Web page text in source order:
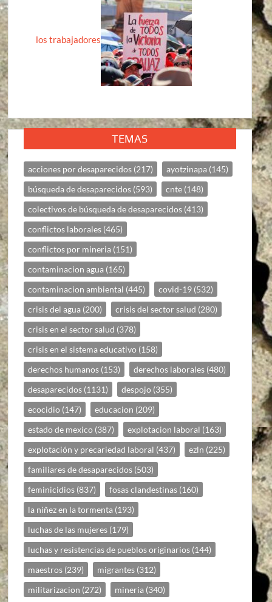
los trabajadores
TEMAS
acciones por desaparecidos (217) ayotzinapa (145)
búsqueda de desaparecidos (593) cnte (148)
colectivos de búsqueda de desaparecidos (413)
conflictos laborales (465)
conflictos por mineria (151)
contaminacion agua (165)
contaminacion ambiental (445) covid-19 (532)
crisis del agua (200) crisis del sector salud (280)
crisis en el sector salud (378)
crisis en el sistema educativo (158)
derechos humanos (153) derechos laborales (480)
desaparecidos (1131) despojo (355)
ecocidio (147) educacion (209)
estado de mexico (387) explotacion laboral (163)
explotación y precariedad laboral (437) ezln (225)
familiares de desaparecidos (503)
feminicidios (837) fosas clandestinas (160)
la niñez en la tormenta (193)
luchas de las mujeres (179)
luchas y resistencias de pueblos originarios (144)
maestros (239) migrantes (312)
militarizacion (272) mineria (340)